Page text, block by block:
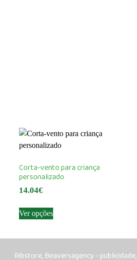
Corta-vento para criança
personalizado
14.04€
Ver opçõesproduct
multiple
Ribstore, Beaversagency - publicidade,